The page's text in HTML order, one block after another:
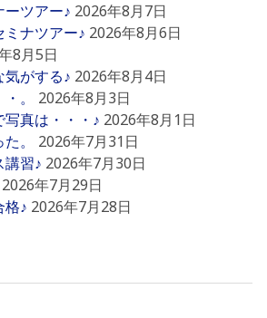
ツアー♪ 2026年8月7日
ナツアー♪ 2026年8月6日
8月5日
がする♪ 2026年8月4日
。
2026年8月3日
真は・・・♪ 2026年8月1日
。
2026年7月31日
講習♪ 2026年7月30日
2026年7月29日
格♪ 2026年7月28日